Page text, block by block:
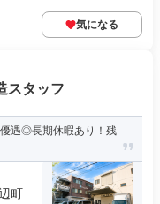
気になる
スタッフ
遇◎長期休暇あり！残
町